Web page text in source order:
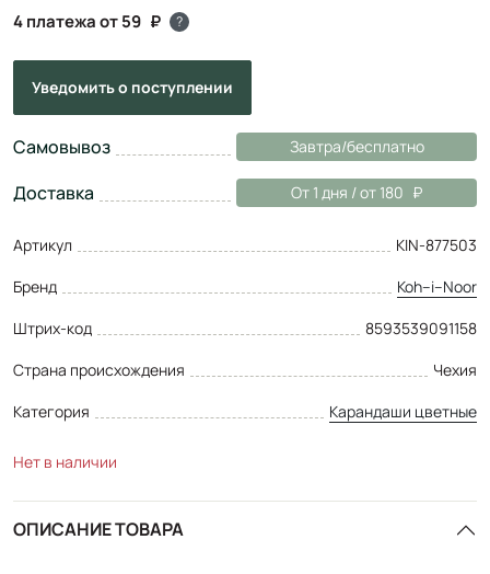
4 платежа от 59 ?
Уведомитьо поступлении
Самовывоз Завтра/бесплатно
Доставка От 1 дня / от 180
Артикул
KIN-877503
Бренд
Koh–i–Noor
Штрих-код
8593539091158
Страна происхождения
Чехия
Категория
Карандаши цветные
Нет в наличии
ОПИСАНИЕ ТОВАРА